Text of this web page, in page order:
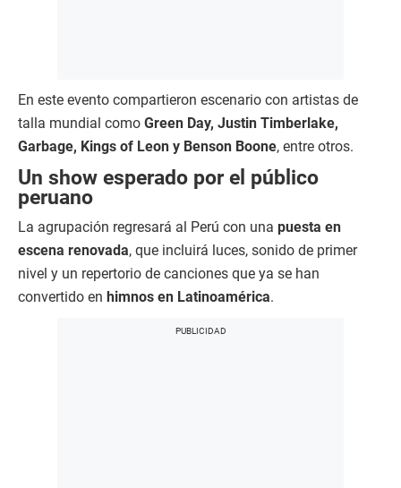
En este evento compartieron escenario con artistas de
talla mundial como Green Day, Justin Timberlake,
Garbage, Kings of Leon y Benson Boone, entre otros.
Un show esperado por el público
peruano
La agrupación regresará al Perú con una puesta en
escena renovada, que incluirá luces, sonido de primer
nivel y un repertorio de canciones que ya se han
convertido en himnos en Latinoamérica.